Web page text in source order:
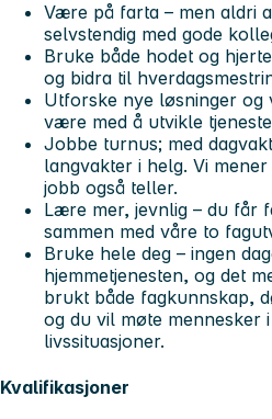
Være på farta – men aldri
selvstendig med gode
Bruke både hodet og
og bidra til
Utforske nye løsninger og
være med å utvikle
Jobbe turnus; med
langvakter i helg. Vi
jobb også teller.
Lære mer, jevnlig – du får
sammen med våre to
Bruke hele deg – ingen
hjemmetjenesten, og det
brukt både fagkunnskap,
og du vil møte mennesker
livssituasjoner.
Kvalifikasjoner